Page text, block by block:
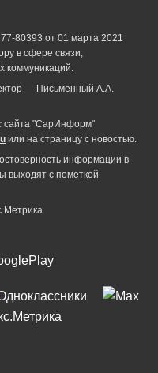
80393 от 01 марта 2021
в сфере связи,
коммуникаций.
— Письменный А.А.
сайта "СарИнформ"
или на страницу с новостью.
информации в
выходят с пометкой